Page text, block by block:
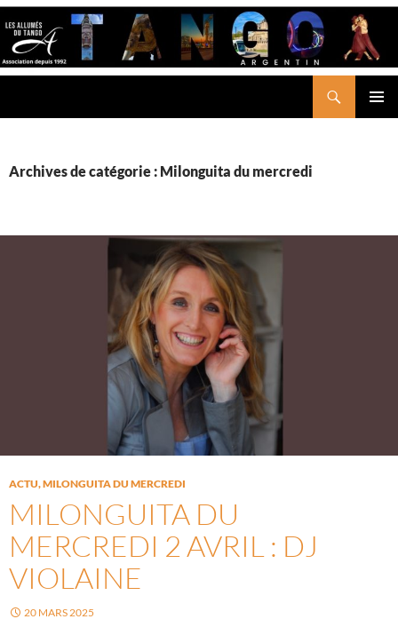
Aller
au
contenu
Archives de catégorie : Milonguita du mercredi
ACTU,MILONGUITA DU MERCREDI
MILONGUITA DU
MERCREDI 2 AVRIL : DJ
VIOLAINE
20 MARS 2025